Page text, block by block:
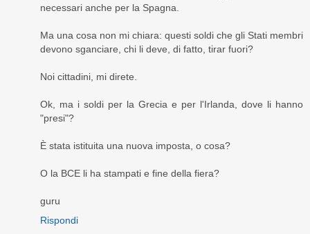
necessari anche per la Spagna.
Ma una cosa non mi chiara: questi soldi che gli Stati membri
devono sganciare, chi li deve, di fatto, tirar fuori?
Noi cittadini, mi direte.
Ok, ma i soldi per la Grecia e per l'Irlanda, dove li hanno
"presi"?
È stata istituita una nuova imposta, o cosa?
O la BCE li ha stampati e fine della fiera?
guru
Rispondi